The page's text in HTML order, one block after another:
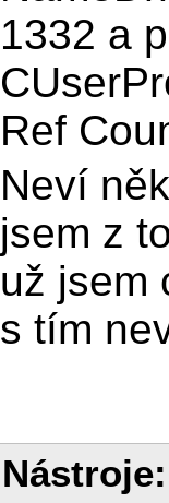
1332 a
Ref
Neví
jsem z
už jsem
s tím
Nástroje: